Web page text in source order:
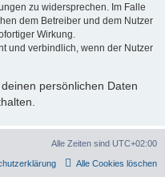
zu widersprechen. Im Falle
dem Betreiber und dem Nutzer
Wirkung.
und verbindlich, wenn der Nutzer
persönlichen Daten
Alle Zeiten sind UTC+02:00
Alle Cookies löschen